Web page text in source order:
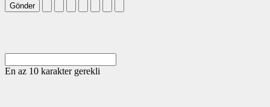
Gönder
En az 10 karakter gerekli